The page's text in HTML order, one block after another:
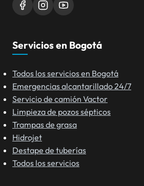
Servicios en Bogotá
Todos los servicios en Bogotá
Emergencias alcantarillado 24/7
Servicio de camión Vactor
Limpieza de pozos sépticos
Trampas de grasa
Hidrojet
Destape de tuberías
Todos los servicios